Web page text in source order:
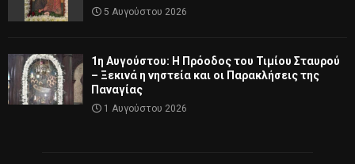
5 Αυγούστου 2026
1η Αυγούστου: Η Πρόοδος του Τιμίου Σταυρού
– Ξεκινά η νηστεία και οι Παρακλήσεις της
Παναγίας
1 Αυγούστου 2026